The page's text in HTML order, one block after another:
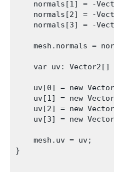
normals[1] = -
normals[2] = -
normals[3] = -
mesh.normals =
var uv: Vector2[]
uv[0] = new
uv[1] = new
uv[2] = new
uv[3] = new
    mesh.uv = uv;
}